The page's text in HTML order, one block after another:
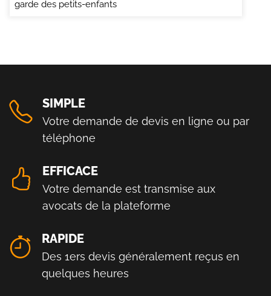
garde des petits-enfants
SIMPLE
Votre demande de devis en ligne ou par
téléphone
EFFICACE
Votre demande est transmise aux
avocats de la plateforme
RAPIDE
Des 1ers devis généralement reçus en
quelques heures